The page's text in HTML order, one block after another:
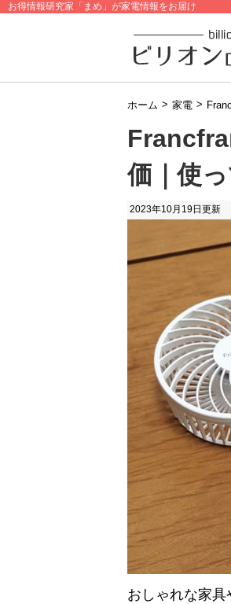
お得情報研究家「まめ」が家電情報をお届け
ホーム > 家電 >
価｜使
2023年10月19日 更新
おしゃれな家